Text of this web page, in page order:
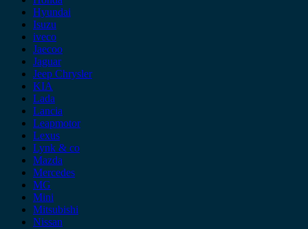
Hyundai
Isuzu
iveco
Jaecoo
Jaguar
Jeep Chrysler
KIA
Lada
Lancia
Leapmotor
Lexus
Lynk & co
Mazda
Mercedes
MG
Mini
Mitsubishi
Nissan